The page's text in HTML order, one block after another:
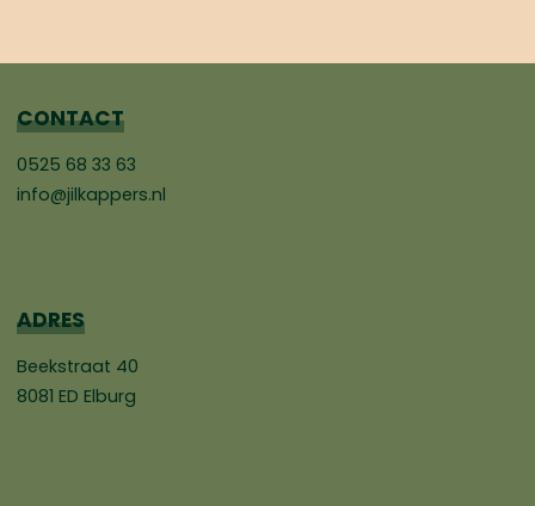
CONTACT
0525 68 33 63
info@jilkappers.nl
ADRES
Beekstraat 40
8081 ED Elburg